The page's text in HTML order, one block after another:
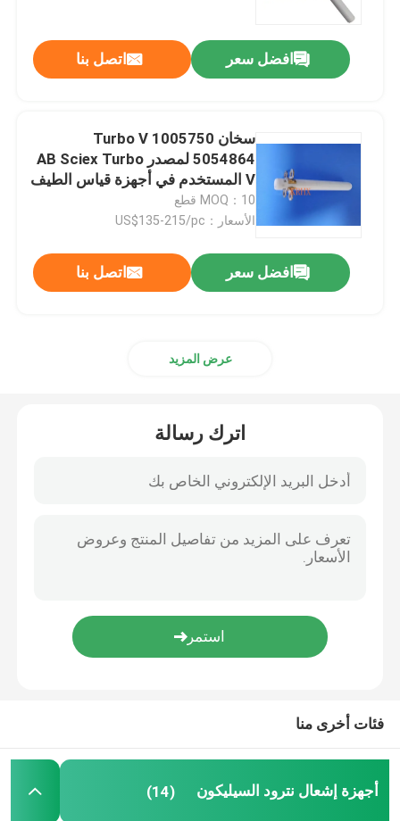
افضل سعر اتصل بنا
سخان Turbo V 1005750
5054864 لمصدر AB Sciex Turbo
V المستخدم في أجهزة قياس الطيف
4500 و 5500
MOQ：10 قطع
الأسعار：US$135-215/pc
افضل سعر اتصل بنا
عرض المزيد
اترك رسالة
فئات أخرى منا
أجهزة إشعال نترود السيليكون (14)